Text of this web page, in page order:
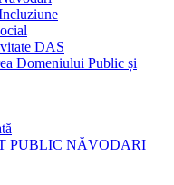
DAS
Domeniului Public și
PUBLIC NĂVODARI